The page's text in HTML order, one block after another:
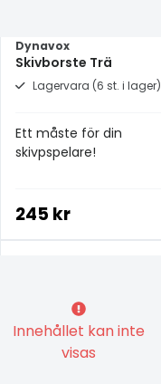
Dynavox
Skivborste Trä
Lagervara (6 st. i lager)
Ett måste för din
skivpspelare!
245 kr
Innehållet kan inte
visas